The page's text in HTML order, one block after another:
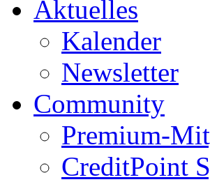
Aktuelles
Kalender
Newsletter
Community
Premium-
CreditPoint